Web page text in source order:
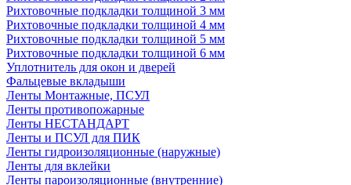
Рихтовочные подкладки толщиной 3 мм
Рихтовочные подкладки толщиной 4 мм
Рихтовочные подкладки толщиной 5 мм
Рихтовочные подкладки толщиной 6 мм
Уплотнитель для окон и дверей
Фальцевые вкладыши
Ленты Монтажные, ПСУЛ
Ленты противопожарные
Ленты НЕСТАНДАРТ
Ленты и ПСУЛ для ПИК
Ленты гидроизоляционные (наружные)
Ленты для вклейки
Ленты пароизоляционные (внутренние)